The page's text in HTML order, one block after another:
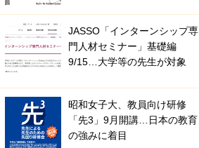
JASSO「インターンシップ専
門人材セミナー」基礎編
9/15…大学等の先生が対象
昭和女子大、教員向け研修
「先3」9月開講…日本の教育
の強みに着目